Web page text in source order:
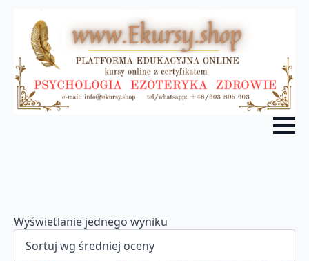
Wyświetlanie jednego wyniku